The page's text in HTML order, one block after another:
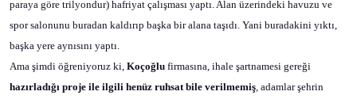
paraya göre trilyondur) hafriyat çalışması yaptı. Alan üzerindeki havuzu ve
spor salonunu buradan kaldırıp başka bir alana taşıdı. Yani buradakini yıktı,
başka yere aynısını yaptı.
Ama şimdi öğreniyoruz ki, Koçoğlu firmasına, ihale şartnamesi gereği
hazırladığı proje ile ilgili henüz ruhsat bile verilmemiş, adamlar şehrin